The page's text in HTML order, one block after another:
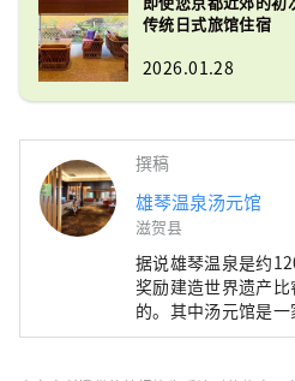
传统日式旅馆住宿
2026.01.28
撰稿
雄琴温泉汤元馆
滋贺县
据说雄琴温泉是约
奖励建造世界遗产
的。其中汤元馆是
旅馆。其受欢迎的